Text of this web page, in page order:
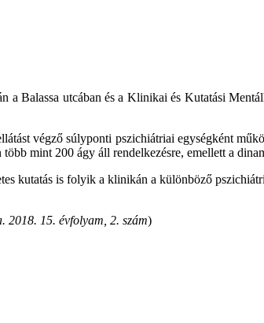
Balassa utcában és a Klinikai és Kutatási
végző súlyponti pszichiátriai egységként
mint 200 ágy áll rendelkezésre, emellett a
kutatás is folyik a klinikán a különböző
2018. 15. évfolyam, 2. szám)